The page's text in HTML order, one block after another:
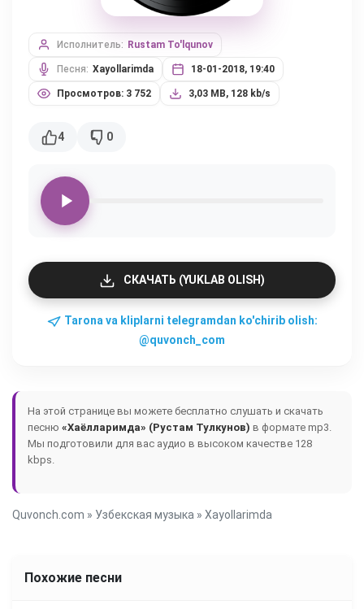
Исполнитель: Rustam To'lqunov
Песня: Xayollarimda 18-01-2018, 19:40
Просмотров: 3 752 3,03 MB, 128 kb/s
4 0
СКАЧАТЬ (YUKLAB OLISH)
Tarona va kliplarni telegramdan ko'chirib olish:
@quvonch_com
На этой странице вы можете бесплатно слушать и скачать
песню «Хаёлларимда» (Рустам Тулкунов) в формате mp3.
Мы подготовили для вас аудио в высоком качестве 128
kbps.
Quvonch.com » Узбекская музыка » Xayollarimda
Похожие песни